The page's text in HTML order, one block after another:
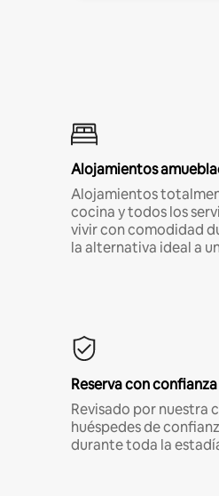
Alojamientos
Alojamientos
cocina y todos los
vivir con comodidad
la alternativa ideal a
Reserva con confianza
Revisado por nuestra
huéspedes de
durante toda la